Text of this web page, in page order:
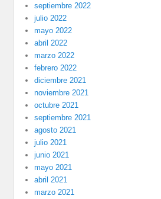
septiembre 2022
julio 2022
mayo 2022
abril 2022
marzo 2022
febrero 2022
diciembre 2021
noviembre 2021
octubre 2021
septiembre 2021
agosto 2021
julio 2021
junio 2021
mayo 2021
abril 2021
marzo 2021